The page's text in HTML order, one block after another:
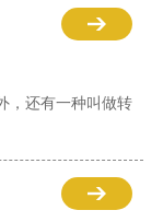
，还有一种叫做转